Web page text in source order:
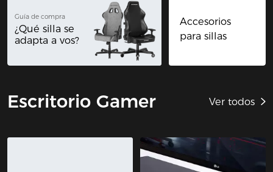
Guía de compra
¿Qué silla se
adapta a vos?
Accesorios
para sillas
Escritorio Gamer Ver todos